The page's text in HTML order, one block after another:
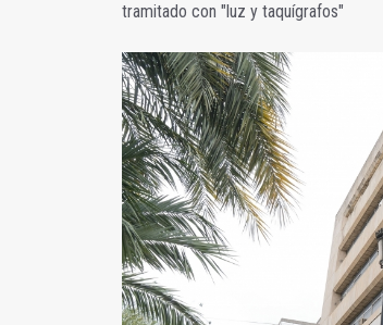
tramitado con "luz y taquígrafos"